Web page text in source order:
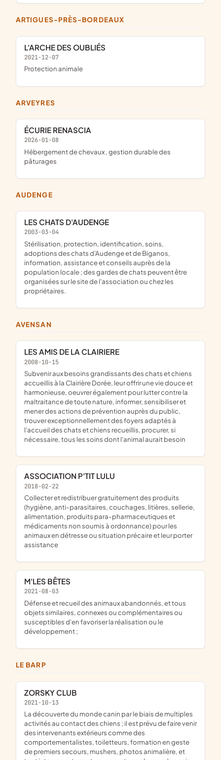
ARTIGUES-PRÈS-BORDEAUX
L'ARCHE DES OUBLIÉS
2021-12-07
protection animale
ARVEYRES
ÉCURIE RENASCIA
2026-01-08
hébergement de chevaux , gestion durable des
pâturages
AUDENGE
LES CHATS D'AUDENGE
2003-03-04
Stérilisation, protection, identification, soins,
adoptions des chats d'Audenge et de Biganos,
information, assistance et conseils auprès de la
population locale ; des gardes de chats peuvent être
organisées sur le site de l'association ou chez les
propriétaires.
AVENSAN
LES AMIS DE LA CLAIRIERE
2008-10-15
subvenir aux besoins grandissants des chats et chiens
accueillis à la Clairière Dorée, leur offrir une vie douce et
harmonieuse, oeuvrer également pour lutter contre la
maltraitance de toute nature, informer, sensibiliser et
mener des actions de prévention auprès du public,
trouver exceptionnellement des foyers adaptés à
l'accueil des chats et chiens recueillis, procurer, si
nécessaire, tous les soins dont l'animal aurait besoin
ASSOCIATION P'TIT LULU
2018-02-22
collecter et redistribuer gratuitement des produits
(hygiène, anti-parasitaires, couchages, litières, sellerie,
alimentation, produits para-pharmaceutiques et
médicaments non soumis à ordonnance) pour les
animaux en détresse ou situation précaire et leur porter
assistance
M'LES BÊTES
2021-08-03
défense et recueil des animaux abandonnés, et tous
objets similaires, connexes ou complémentaires ou
susceptibles d'en favoriser la réalisation ou le
développement ;
LE BARP
ZORSKY CLUB
2021-10-13
la découverte du monde canin par le biais de multiples
activités au contact des chiens ; il est prévu de faire venir
des intervenants extérieurs comme des
comportementalistes, toiletteurs, formation en geste
de premiers secours, mushers, photos animalière, et